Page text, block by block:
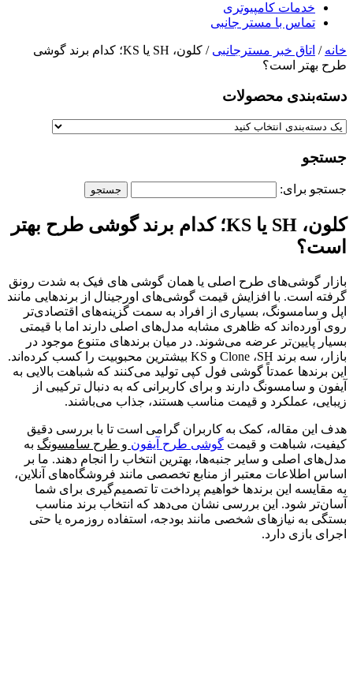
خدمات کامپیوتری
تماس با مستر جانبی
خانه / اتاق خبر مسترجانبی
/ کلون، SH یا KS؛ کدام برند گوشی
طرح بهتر است؟
دسته‌بندی‌ محصولات
جستجو
جستجو برای:
کلون، SH یا KS؛ کدام برند گوشی طرح بهتر
است؟
بازار گوشی‌های طرح اصلی یا همان گوشی های فیک به شدت رونق
گرفته است. با افزایش قیمت گوشی‌های اورجینال از برندهایی مانند
اپل و سامسونگ، بسیاری از افراد به سمت گزینه‌های اقتصادی‌تر
روی آورده‌اند که ظاهری مشابه مدل‌های اصلی دارند اما با قیمتی
بسیار پایین‌تر عرضه می‌شوند. در میان برندهای متنوع موجود در
بازار، سه برند Clone ،SH و KS بیشترین محبوبیت را کسب کرده‌اند.
این برندها عمدتاً گوشی فول کپی تولید می‌کنند که شباهت بالایی به
آیفون و سامسونگ دارند و برای کاربرانی که به دنبال ترکیبی از
زیبایی، عملکرد و قیمت مناسب هستند، جذاب می‌باشند.
هدف این مقاله، کمک به کاربران گرامی است تا با بررسی دقیق
کیفیت، شباهت و قیمت گوشی طرح آیفون و طرح سامسونگ به
مدل‌های اصلی و سایر جنبه‌ها، بهترین انتخاب را انجام دهند. ما بر
اساس اطلاعات معتبر از منابع تخصصی مانند فروشگاه‌های آنلاین،
به مقایسه این برندها خواهیم پرداخت تا تصمیم‌گیری برای شما
آسان‌تر شود. این بررسی نشان می‌دهد که انتخاب برند مناسب
بستگی به نیازهای شخصی مانند بودجه، استفاده روزمره یا حتی
اجرای بازی دارد.